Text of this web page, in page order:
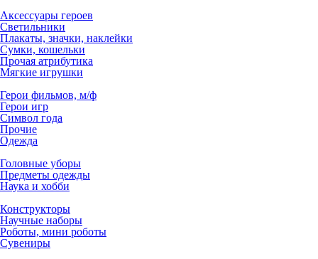
Аксессуары героев
Светильники
Плакаты, значки, наклейки
Сумки, кошельки
Прочая атрибутика
Мягкие игрушки
Герои фильмов, м/ф
Герои игр
Символ года
Прочие
Одежда
Головные уборы
Предметы одежды
Наука и хобби
Конструкторы
Научные наборы
Роботы, мини роботы
Сувениры